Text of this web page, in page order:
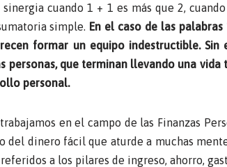
cuando 1 + 1 es más que 2,
simple. En el caso de las
formar un equipo indestructible.
personas, que terminan llevando una
personal.
en el campo de las Finanzas
del dinero fácil que aturde a muchas
a los pilares de ingreso, ahorro,